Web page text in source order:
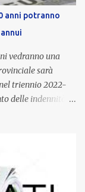
anni potranno
vedranno una
sarà
triennio 2022-
delle indennità di
in linea con la
tutela e
per i docenti